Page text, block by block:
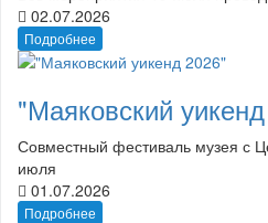
02.07.2026
Подробнее
"Маяковский
Совместный фестиваль музея с
июля
01.07.2026
Подробнее